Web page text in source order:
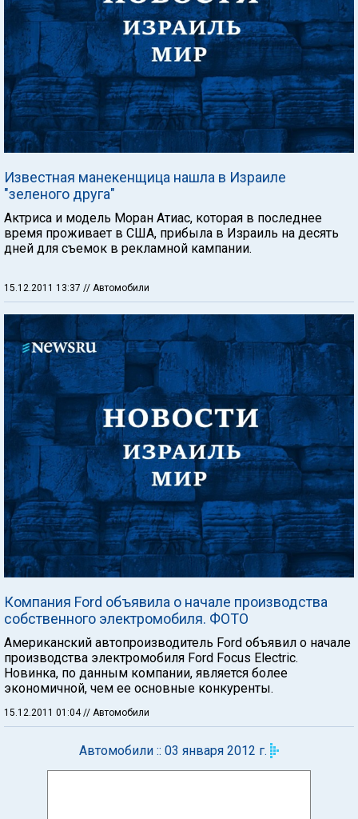
Известная манекенщица нашла в Израиле
"зеленого друга"
Актриса и модель Моран Атиас, которая в последнее
время проживает в США, прибыла в Израиль на десять
дней для съемок в рекламной кампании.
15.12.2011 13:37 // Автомобили
Компания Ford объявила о начале производства
собственного электромобиля. ФОТО
Американский автопроизводитель Ford объявил о начале
производства электромобиля Ford Focus Electric.
Новинка, по данным компании, является более
экономичной, чем ее основные конкуренты.
15.12.2011 01:04 // Автомобили
Автомобили :: 03 января 2012 г.